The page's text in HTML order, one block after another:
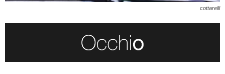
cottarelli